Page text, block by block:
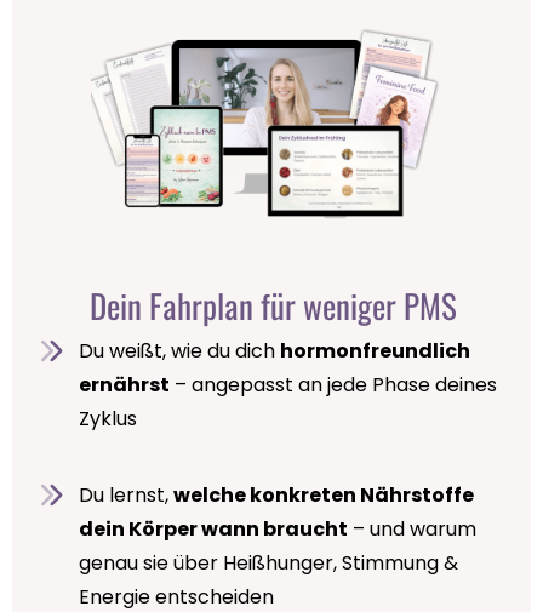
Dein Fahrplan für weniger PMS
Du weißt, wie du dich hormonfreundlich
ernährst – angepasst an jede Phase deines
Zyklus
Du lernst,welche konkreten Nährstoffe
dein Körper wann braucht – und warum
genau sie über Heißhunger, Stimmung &
Energie entscheiden